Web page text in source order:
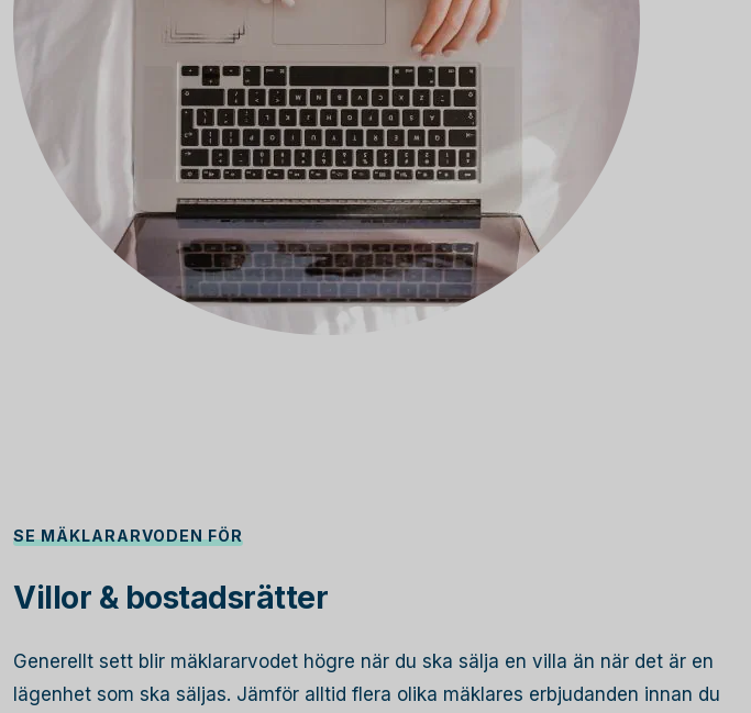
SE MÄKLARARVODEN FÖR
Villor & bostadsrätter
Generellt sett blir mäklararvodet högre när du ska sälja en villa än när det är en
lägenhet som ska säljas. Jämför alltid flera olika mäklares erbjudanden innan du